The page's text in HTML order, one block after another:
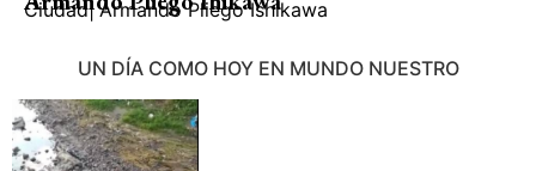
Ciudad| Armando Pliego Ishikawa
UN DÍA COMO HOY EN MUNDO NUESTRO